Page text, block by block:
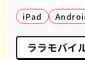
iPhone 8
iPhone 7
iPhone 7 Plus
iPad
ララモバイ